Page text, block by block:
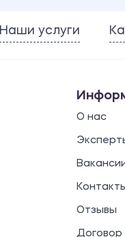
Наши услуги
О нас
Отзывы
Договор